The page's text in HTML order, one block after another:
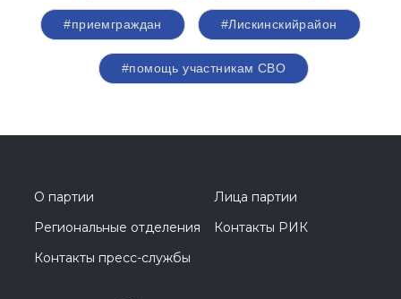
#приемграждан #Лискинскийрайон
#помощь участникам СВО
О партии
Лица партии
Региональные отделения
Контакты РИК
Контакты пресс-службы